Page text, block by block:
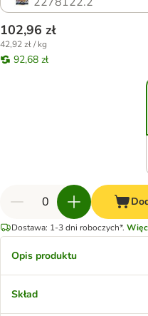
102,96 zł
42,92 zł / kg
92,68 zł
Dostawa: 1-3 dni roboczych*.
Opis produktu
Skład